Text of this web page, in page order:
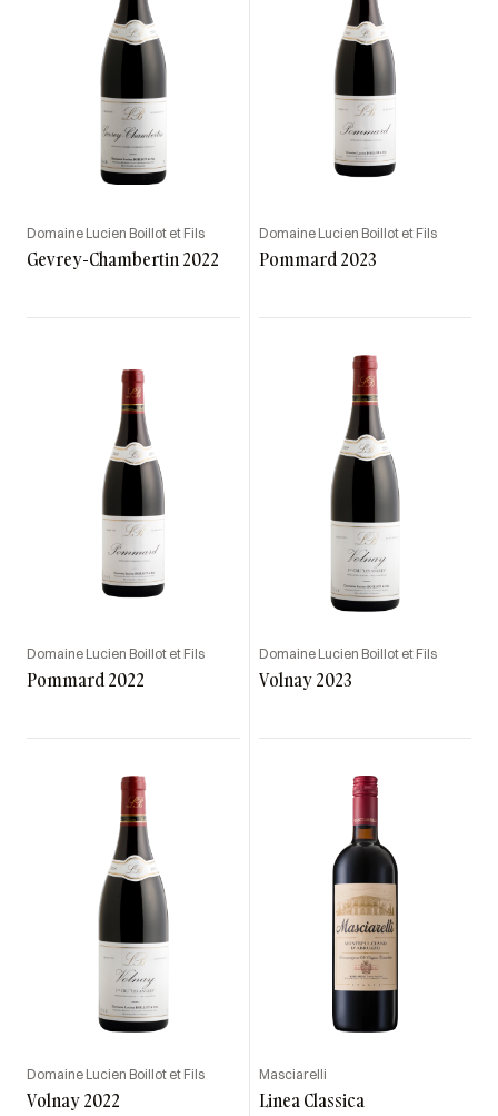
Domaine Lucien Boillot et Fils
Gevrey-Chambertin 2022
Domaine Lucien Boillot et Fils
Pommard 2023
Domaine Lucien Boillot et Fils
Pommard 2022
Domaine Lucien Boillot et Fils
Volnay 2023
Domaine Lucien Boillot et Fils
Volnay 2022
Masciarelli
Linea Classica